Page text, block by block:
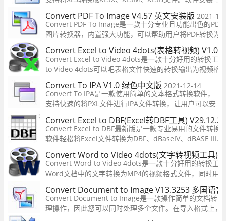
界面非常简单，所有功能一目了然，能够让您快速访问
按钮让您轻松转换XLS文件。
Convert PDF To Image V4.57 英文安装版 2021-
Convert PDF To Image是一款十分专业且功能出色的PDF
图片转换器，内置强大功能，可以帮助用户将PDF转换为
jpg、bmp、gif、emf、j2k、pcx、png等多种常见的图
件格式，您只需选择要转换的文件或者直接添加整个文件
夹，然后设置输出格式与输出目录即可
Convert Excel to Video 4dots(表格转视频) V1.0
Convert Excel to Video 4dots是一款十分好用的转换工
to Video 4dots可以吧表格文件快速的转换输出为视频格
没有对应的办公软件的时候使用这款软件一样可以对
持手机、电脑、平板多端查看，方便工作。
Convert To IPA V1.0 绿色中文版 2021-12-14
Convert To IPA是一款使用简单的文本格式转换软件，
支持快速的将PXL文件进行IPA文件转换，让用户可以安
全的使用IPA文件，支持进行转换的速度快，还支持自
定义的进行选择您需要的文件位置，将所有的功能进行
了快速的集中。
Convert Excel to DBF(Excel转DBF工具)
Convert Excel to DBF最新版是一款专业易用的文件转换
软件轻松将Excel文件转换为DBF、dBaseIV、dBASE III
件。该软件不仅支持单个转换，也支持了批量转换，让
转换更多的文件。
Convert Word to Video 4dots(文字转视频工具)
Convert Word to Video 4dots是一款十分好用的转换工
Word文档中的文字转换为MP4的视频格式文件，同时用
定义视频的过渡效果、添加背景音乐等，让你的MP4观
Convert Document to Image V13.3253 多国语
Convert Document to Image是一款操作简单的文档转图
理操作，因此您可以同时处理多个文件。在导入格式上，
doc、docx、pdf、txt、htm等多种常见的文档格式。